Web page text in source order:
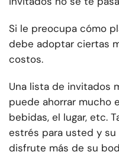
Si le preocupa cómo
debe adoptar ciertas
costos.
Una lista de invitados
puede ahorrar mucho
bebidas, el lugar, etc.
estrés para usted y
disfrute más de su